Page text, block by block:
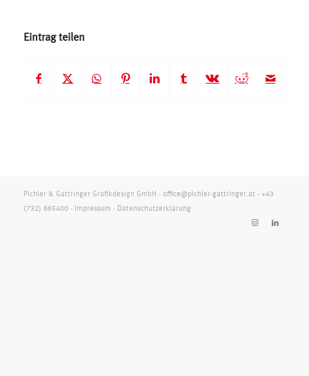
Eintrag teilen
Pichler & Gattringer Grafikdesign GmbH - office@pichler-gattringer.at - +43
(732) 665400- Impressum - Datenschutzerklärung